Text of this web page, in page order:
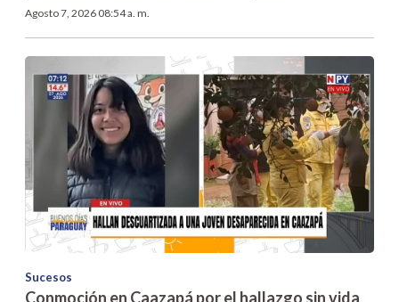
Agosto 7, 2026 08:54 a. m.
Sucesos
Conmoción en Caazapá por el hallazgo sin vida